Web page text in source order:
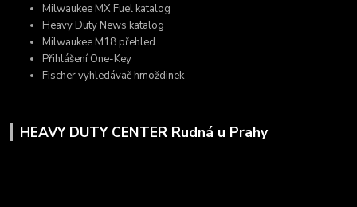
Milwaukee MX Fuel katalog
Heavy Duty News katalog
Milwaukee M18 přehled
Přihlášení One-Key
Fischer vyhledávač hmoždinek
HEAVY DUTY CENTER Rudná u Prahy